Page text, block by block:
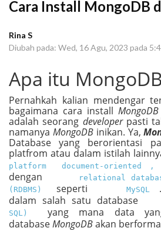
Cara Install MongoDB
Rina S
Diubah pada: Wed, 16 Agu, 2023 pada
Apa itu
Pernahkah kalian mendengar
bagaimana cara install MongoDB
adalah seorang developerpasti
namanya MongoDBinikan. Ya,
Database yang berorientasi
platfrom atau dalam istilah
platform document-oriented
,
dengan
relational
(RDBMS)
seperti MySQL
dalam salah satu database
SQL)
yang mana data
databaseMongoDBakan